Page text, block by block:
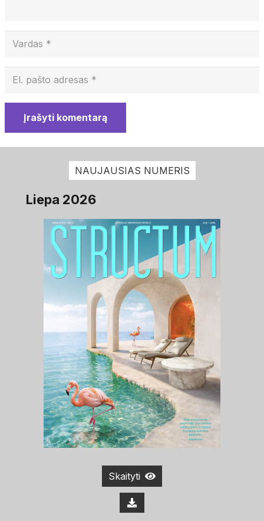
Įrašyti komentarą
NAUJAUSIAS NUMERIS
Liepa 2026
Skaityti